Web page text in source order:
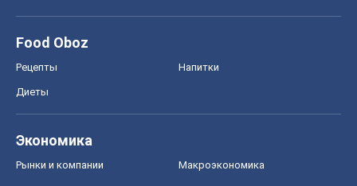
Food Oboz
Рецепты Напитки
Диеты
Экономика
Рынки и компании Mакроэкономика